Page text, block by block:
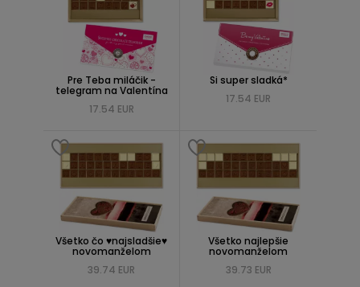
Pre Teba miláčik -
telegram na Valentína
17.54 EUR
Si super sladká*
17.54 EUR
Všetko čo ♥najsladšie♥
novomanželom
39.74 EUR
Všetko najlepšie
novomanželom
39.73 EUR